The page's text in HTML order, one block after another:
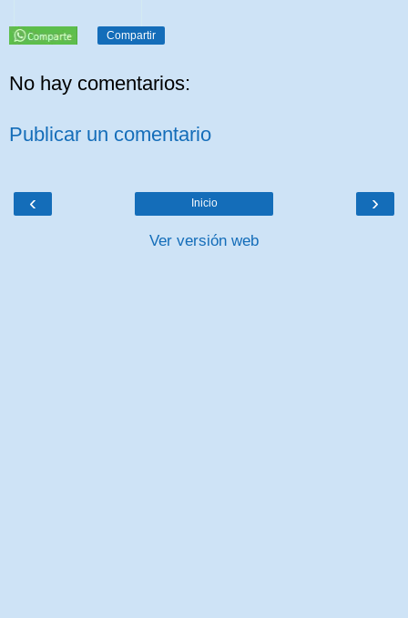
Compartir
No hay comentarios:
Publicar un comentario
‹ ›
Inicio
Ver versión web